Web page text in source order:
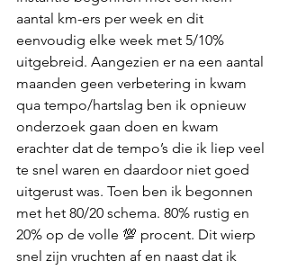
aantal km-ers per week en dit
eenvoudig elke week met 5/10%
uitgebreid. Aangezien er na een aantal
maanden geen verbetering in kwam
qua tempo/hartslag ben ik opnieuw
onderzoek gaan doen en kwam
erachter dat de tempo’s die ik liep veel
te snel waren en daardoor niet goed
uitgerust was. Toen ben ik begonnen
met het 80/20 schema. 80% rustig en
20% op de volle 💯 procent. Dit wierp
snel zijn vruchten af en naast dat ik